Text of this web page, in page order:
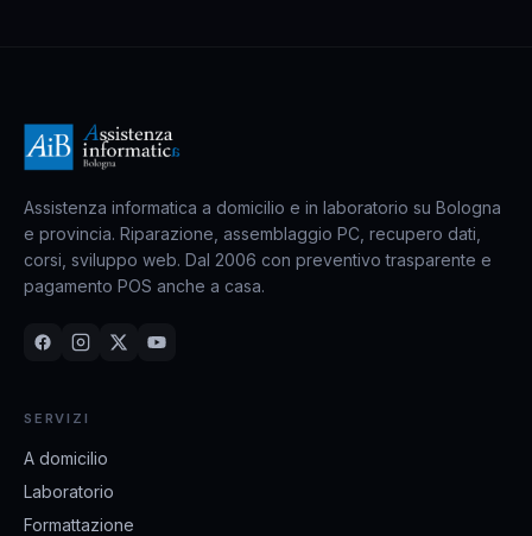
Assistenza informatica a domicilio e in laboratorio su Bologna
e provincia. Riparazione, assemblaggio PC, recupero dati,
corsi, sviluppo web. Dal 2006 con preventivo trasparente e
pagamento POS anche a casa.
SERVIZI
A domicilio
Laboratorio
Formattazione